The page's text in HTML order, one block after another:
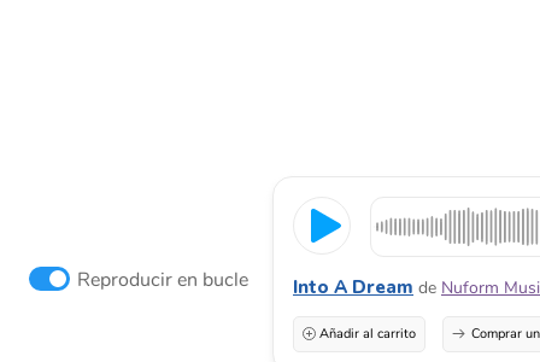
Reproducir en bucle Into A Dream de Nuform
Añadir al carrito Comprar